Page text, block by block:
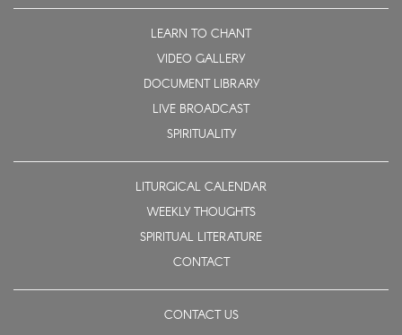
LEARN TO CHANT
VIDEO GALLERY
DOCUMENT LIBRARY
LIVE BROADCAST
SPIRITUALITY
LITURGICAL CALENDAR
WEEKLY THOUGHTS
SPIRITUAL LITERATURE
CONTACT
CONTACT US